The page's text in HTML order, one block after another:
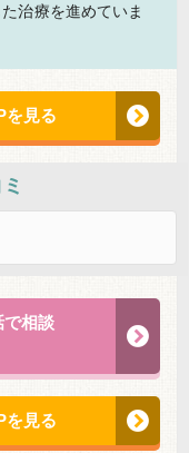
治療を進めていま
を見る
で相談
を見る